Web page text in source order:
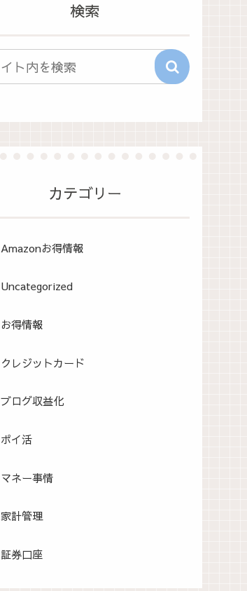
検索
カテゴリー
Amazonお得情報
Uncategorized
お得情報
クレジットカード
ブログ収益化
ポイ活
マネー事情
家計管理
証券口座